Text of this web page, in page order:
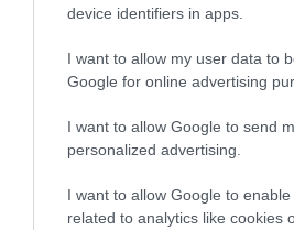
device identifiers in apps.
I want to allow my user data to
Google for online advertising
I want to allow Google to send
personalized advertising.
I want to allow Google to
related to analytics like cookies